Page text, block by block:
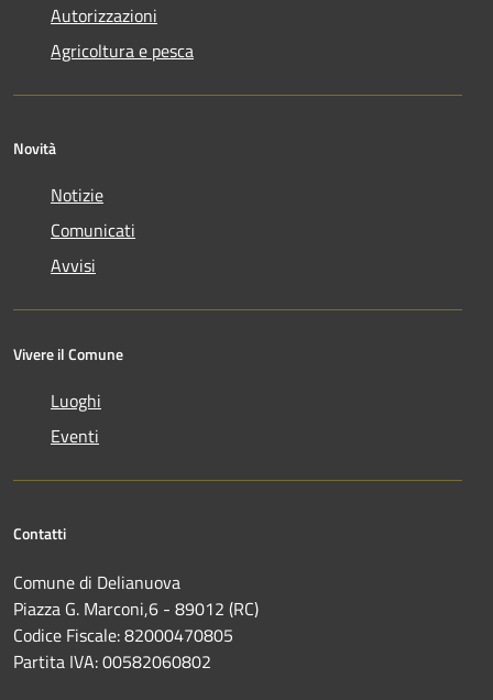
Autorizzazioni
Agricoltura e pesca
Novità
Notizie
Comunicati
Avvisi
Vivere il Comune
Luoghi
Eventi
Contatti
Comune di Delianuova
Piazza G. Marconi,6 - 89012 (RC)
Codice Fiscale: 82000470805
Partita IVA: 00582060802